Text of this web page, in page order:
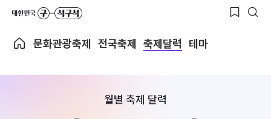
문화관광축제 전국축제 축제달력 테마
월별 축제 달력